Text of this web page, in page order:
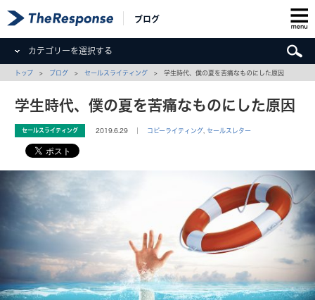
ブログ
カテゴリーを選択する
トップ > ブログ >セールスライティング > 学生時代、僕の夏を苦痛なものにした原因
学生時代、僕の夏を苦痛なものにした原因
セールスライティング 2019.6.29 ｜ コピーライティング ,セールスレター